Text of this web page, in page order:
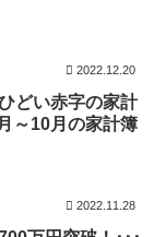
2022.12.20
どい赤字の家計
～10月の家計簿
2022.11.28